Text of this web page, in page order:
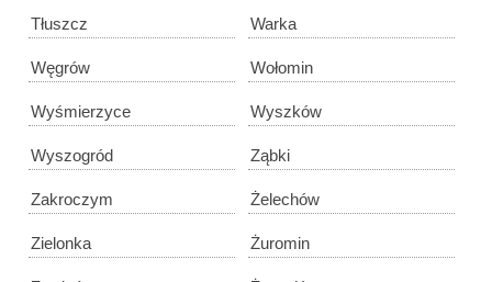
Tłuszcz Warka
Węgrów Wołomin
Wyśmierzyce Wyszków
Wyszogród Ząbki
Zakroczym Żelechów
Zielonka Żuromin